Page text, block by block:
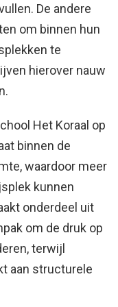
De andere
om binnen hun
te
hierover nauw
Het Koraal op
binnen de
waardoor meer
kunnen
onderdeel uit
om de druk op
terwijl
aan structurele